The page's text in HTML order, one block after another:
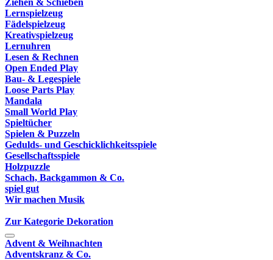
Ziehen & Schieben
Lernspielzeug
Fädelspielzeug
Kreativspielzeug
Lernuhren
Lesen & Rechnen
Open Ended Play
Bau- & Legespiele
Loose Parts Play
Mandala
Small World Play
Spieltücher
Spielen & Puzzeln
Gedulds- und Geschicklichkeitsspiele
Gesellschaftsspiele
Holzpuzzle
Schach, Backgammon & Co.
spiel gut
Wir machen Musik
Zur Kategorie Dekoration
Advent & Weihnachten
Adventskranz & Co.